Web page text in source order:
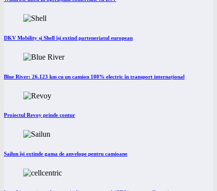
DKV Mobility și Shell își extind parteneriatul european
Blue River: 26.123 km cu un camion 100% electric în transport internațional
Proiectul Revoy prinde contur
Sailun își extinde gama de anvelope pentru camioane